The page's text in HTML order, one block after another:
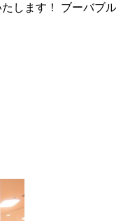
します！ ブーバブ